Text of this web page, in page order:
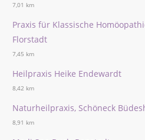
7,01 km
Praxis für Klassische
Florstadt
7,45 km
Heilpraxis Heike Endewardt
8,42 km
Naturheilpraxis, Schöneck
8,91 km